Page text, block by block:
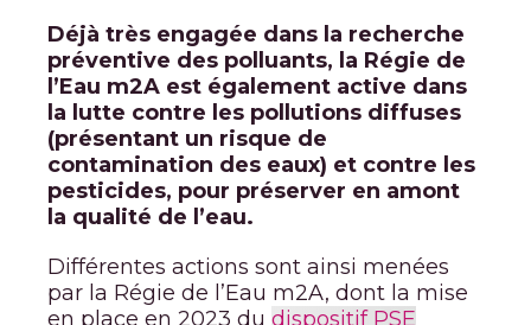
Déjà très engagée dans la recherche
préventive des polluants, la Régie de
l’Eau m2A est également active dans
la lutte contre les pollutions diffuses
(présentant un risque de
contamination des eaux) et contre les
pesticides, pour préserver en amont
la qualité de l’eau.
Différentes actions sont ainsi menées
par la Régie de l’Eau m2A, dont la mise
en place en 2023 du dispositif PSE